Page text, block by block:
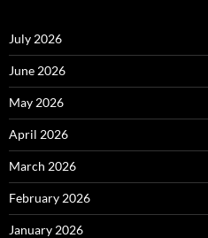
July 2026
June 2026
May 2026
April 2026
March 2026
February 2026
January 2026